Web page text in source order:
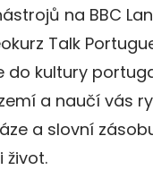
na BBC
Talk
do kultury
a naučí vás
a slovní
život.